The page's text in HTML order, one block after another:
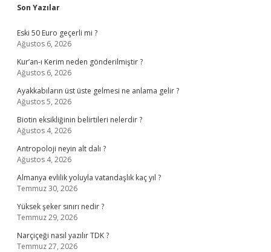
Sidebar
Son Yazılar
Eski 50 Euro geçerli mi ?
Ağustos 6, 2026
Kur’an-ı Kerim neden gönderilmiştir ?
Ağustos 6, 2026
Ayakkabıların üst üste gelmesi ne anlama gelir ?
Ağustos 5, 2026
Biotin eksikliğinin belirtileri nelerdir ?
Ağustos 4, 2026
Antropoloji neyin alt dalı ?
Ağustos 4, 2026
Almanya evlilik yoluyla vatandaşlık kaç yıl ?
Temmuz 30, 2026
Yüksek şeker sınırı nedir ?
Temmuz 29, 2026
Narçiçeği nasıl yazılır TDK ?
Temmuz 27, 2026